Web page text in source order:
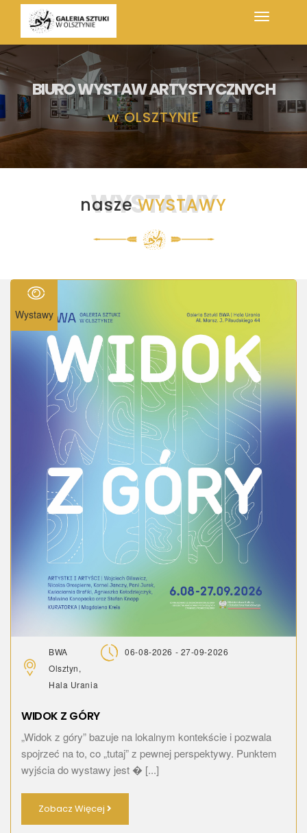
BIURO WYSTAW ARTYSTYCZNYCH
w OLSZTYNIE
WYSTAWY
naszeWYSTAWY
Wystawy
BWA
Olsztyn,
Hala Urania
06-08-2026 - 27-09-2026
WIDOK Z GÓRY
„Widok z góry” bazuje na lokalnym kontekście i pozwala
spojrzeć na to, co „tutaj” z pewnej perspektywy. Punktem
wyjścia do wystawy jest � [...]
Zobacz Więcej